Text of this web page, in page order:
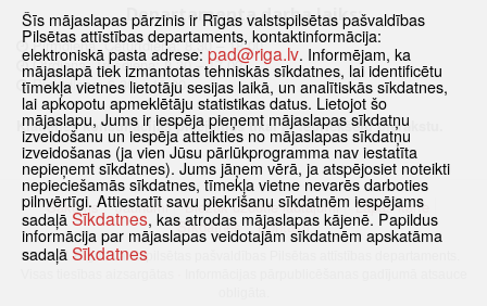
Departamenta darba laiks:
Pirmdiena, Ceturtdiena: 8.30 – 18.00
Otrdiena, Trešdiena: 8.30 – 17.00
Piektdiena: 8.30 – 15.00
Klātienes konsultācijas pieejamas tikai ar iepriekšēju pierakstu.
Sākums Jaunumi Biežāk uzdotie jautājumi
Lapas karte
Sīkdatnes
Kontakti
© 2021 Rīgas valstspilsētas pašvaldības Pilsētas attīstības departaments.
Šīs mājaslapas pārzinis ir Rīgas valstspilsētas pašvaldības
Pilsētas attīstības departaments, kontaktinformācija:
elektroniskā pasta adrese: pad@riga.lv. Informējam, ka
mājaslapā tiek izmantotas tehniskās sīkdatnes, lai identificētu
tīmekļa vietnes lietotāju sesijas laikā, un analītiskās sīkdatnes,
lai apkopotu apmeklētāju statistikas datus. Lietojot šo
mājaslapu, Jums ir iespēja pieņemt mājaslapas sīkdatņu
izveidošanu un iespēja atteikties no mājaslapas sīkdatņu
izveidošanas (ja vien Jūsu pārlūkprogramma nav iestatīta
nepieņemt sīkdatnes). Jums jāņem vērā, ja atspējosiet noteikti
nepieciešamās sīkdatnes, tīmekļa vietne nevarēs darboties
pilnvērtīgi. Attiestatīt savu piekrišanu sīkdatnēm iespējams
sadaļā Sīkdatnes, kas atrodas mājaslapas kājenē. Papildus
informācija par mājaslapas veidotajām sīkdatnēm apskatāma
sadaļā Sīkdatnes